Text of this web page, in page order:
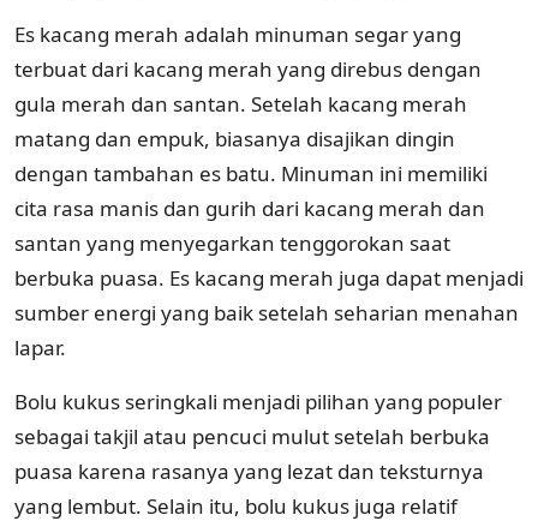
Es kacang merah adalah minuman segar yang
terbuat dari kacang merah yang direbus dengan
gula merah dan santan. Setelah kacang merah
matang dan empuk, biasanya disajikan dingin
dengan tambahan es batu. Minuman ini memiliki
cita rasa manis dan gurih dari kacang merah dan
santan yang menyegarkan tenggorokan saat
berbuka puasa. Es kacang merah juga dapat menjadi
sumber energi yang baik setelah seharian menahan
lapar.
Bolu kukus seringkali menjadi pilihan yang populer
sebagai takjil atau pencuci mulut setelah berbuka
puasa karena rasanya yang lezat dan teksturnya
yang lembut. Selain itu, bolu kukus juga relatif